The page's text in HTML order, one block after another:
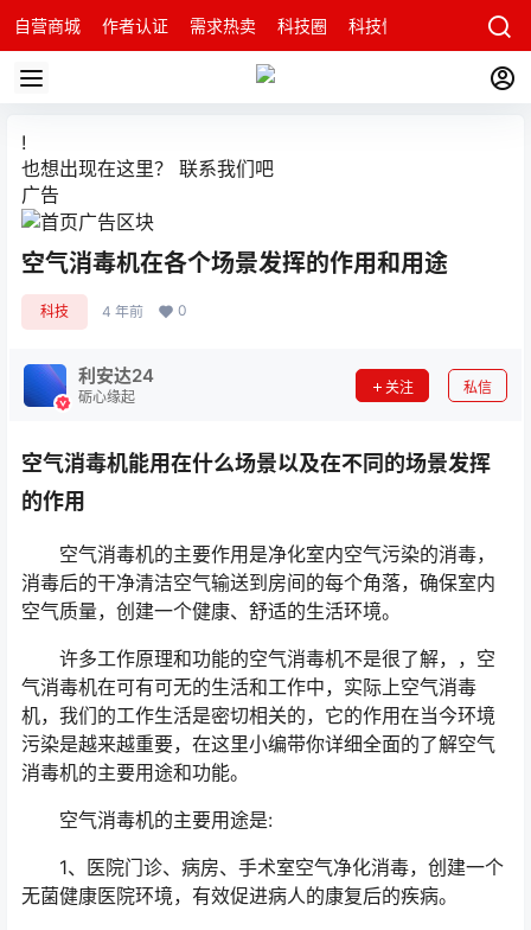
自营商城 作者认证 需求热卖 科技圈 科技快讯 智能科技问
!
也想出现在这里？ 联系我们吧
广告
空气消毒机在各个场景发挥的作用和用途
科技 4 年前 0
利安达24
砺心缘起
关注 私信
空气消毒机能用在什么场景以及在不同的场景发挥
的作用
空气消毒机的主要作用是净化室内空气污染的消毒，
消毒后的干净清洁空气输送到房间的每个角落，确保室内
空气质量，创建一个健康、舒适的生活环境。
许多工作原理和功能的空气消毒机不是很了解，，空
气消毒机在可有可无的生活和工作中，实际上空气消毒
机，我们的工作生活是密切相关的，它的作用在当今环境
污染是越来越重要，在这里小编带你详细全面的了解空气
消毒机的主要用途和功能。
空气消毒机的主要用途是:
1、医院门诊、病房、手术室空气净化消毒，创建一个
无菌健康医院环境，有效促进病人的康复后的疾病。